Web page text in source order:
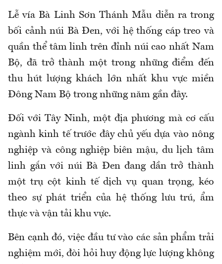
Lễ vía Bà Linh Sơn Thánh Mẫu diễn ra trong
bối cảnh núi Bà Đen,với hệ thống cáp treo và
quần thể tâm linh trên đỉnh núi cao nhất Nam
Bộ, đã trở thành một trong những điểm đến
thu hút lượng khách lớn nhất khu vực miền
Đông Nam Bộ trong những năm gần đây.
Đối với Tây Ninh, một địa phương mà cơ cấu
ngành kinh tế trước đây chủ yếu dựa vào nông
nghiệp và công nghiệp biên mậu, du lịch tâm
linh gắn với núi Bà Đen đang dần trở thành
một trụ cột kinh tế dịch vụ quan trọng, kéo
theo sự phát triển của hệ thống lưu trú, ẩm
thực và vận tải khu vực.
Bên cạnh đó, việc đầu tư vào các sản phẩm trải
nghiệm mới, đòi hỏi huy động lực lượng không